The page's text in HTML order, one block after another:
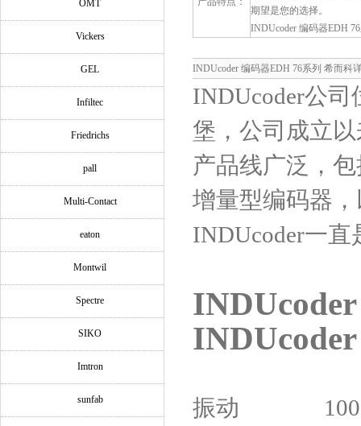
OMT
Vickers
GEL
Infiltec
Friedrichs
pall
Multi-Contact
eaton
Montwil
Spectre
SIKO
Imtron
sunfab
期望是您的选择。
INDUcoder 编码器EDH
INDUcoder 编码器EDH 76系列 希而科
INDUcoder公
堡，公司成立
产品线广泛，
增量型编码器
INDUcoder一
振动 100